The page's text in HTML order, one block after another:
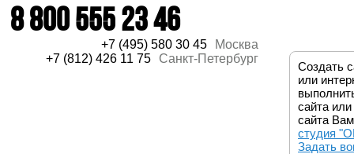
Создать
или
сайта
сайта
студия
Задать
8 800 555 23 46
+7 (495) 580 30 45
Москва
+7 (812) 426 11 75
Санкт-Петербург